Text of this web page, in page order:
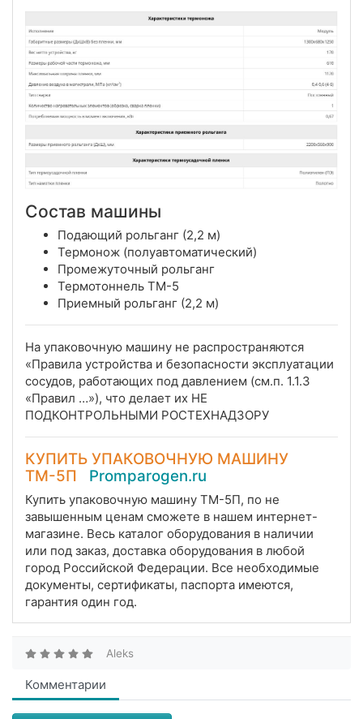
Состав машины
Подающий рольганг (2,2 м)
Термонож (полуавтоматический)
Промежуточный рольганг
Термотоннель ТМ-5
Приемный рольганг (2,2 м)
На упаковочную машину не распространяются
«Правила устройства и безопасности эксплуатации
сосудов, работающих под давлением (см.п. 1.1.3
«Правил …»), что делает их НЕ
ПОДКОНТРОЛЬНЫМИ РОСТЕХНАДЗОРУ
КУПИТЬ УПАКОВОЧНУЮ МАШИНУ
ТМ-5П
Promparogen.ru
Купить упаковочную машину ТМ-5П, по не
завышенным ценам сможете в нашем интернет-
магазине. Весь каталог оборудования в наличии
или под заказ, доставка оборудования в любой
город Российской Федерации. Все необходимые
документы, сертификаты, паспорта имеются,
гарантия один год.
Aleks
Комментарии